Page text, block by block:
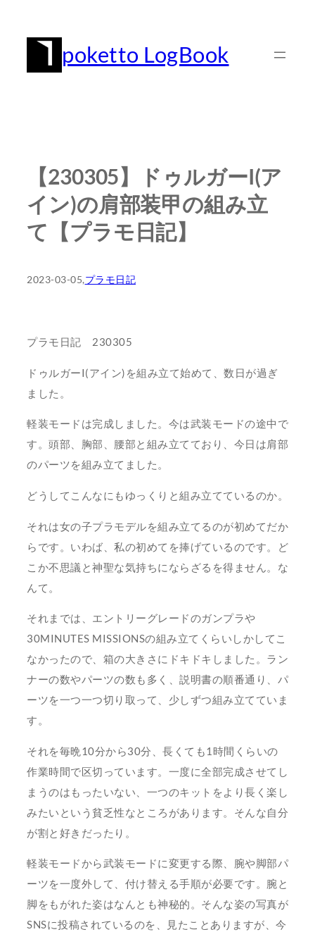
poketto LogBook
【230305】ドゥルガーI(ア
イン)の肩部装甲の組み立
て【プラモ日記】
2023-03-05,プラモ日記
プラモ日記 230305
ドゥルガーI(アイン)を組み立て始めて、数日が過ぎ
ました。
軽装モードは完成しました。今は武装モードの途中で
す。頭部、胸部、腰部と組み立てており、今日は肩部
のパーツを組み立てました。
どうしてこんなにもゆっくりと組み立てているのか。
それは女の子プラモデルを組み立てるのが初めてだか
らです。いわば、私の初めてを捧げているのです。ど
こか不思議と神聖な気持ちにならざるを得ません。な
んて。
それまでは、エントリーグレードのガンプラや
30MINUTES MISSIONSの組み立てくらいしかしてこ
なかったので、箱の大きさにドキドキしました。ラン
ナーの数やパーツの数も多く、説明書の順番通り、パ
ーツを一つ一つ切り取って、少しずつ組み立てていま
す。
それを毎晩10分から30分、長くても1時間くらいの
作業時間で区切っています。一度に全部完成させてし
まうのはもったいない、一つのキットをより長く楽し
みたいという貧乏性なところがあります。そんな自分
が割と好きだったり。
軽装モードから武装モードに変更する際、腕や脚部パ
ーツを一度外して、付け替える手順が必要です。腕と
脚をもがれた姿はなんとも神秘的。そんな姿の写真が
SNSに投稿されているのを、見たことありますが、今